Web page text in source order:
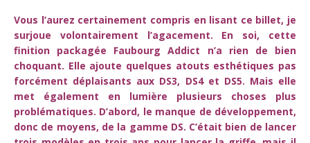
Vous l’aurez certainement compris en lisant ce billet, je
surjoue volontairement l’agacement. En soi, cette
finition packagée Faubourg Addict n’a rien de bien
choquant. Elle ajoute quelques atouts esthétiques pas
forcément déplaisants aux DS3, DS4 et DS5. Mais elle
met également en lumière plusieurs choses plus
problématiques. D’abord, le manque de développement,
donc de moyens, de la gamme DS. C’était bien de lancer